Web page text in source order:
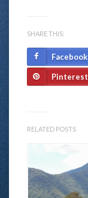
SHARE THIS:
Facebook
Pinterest
RELATED POSTS